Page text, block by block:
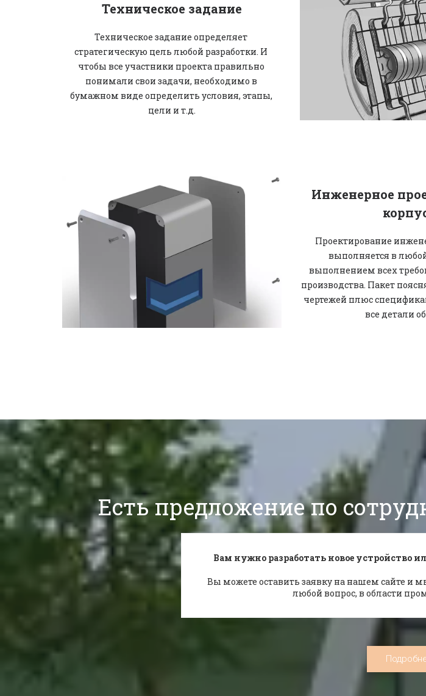
Техническое задание
Техническое задание определяет
стратегическую цель любой разработки. И
чтобы все участники проекта правильно
понимали свои задачи, необходимо в
бумажном виде определить условия, этапы,
цели и т.д.
Инженерное
Проектирование
выполняется в
выполнением всех
производства. Пакет
чертежей плюс
все детали
Есть предложение по
Вам нужно разработать новое устройство
Вы можете оставить заявку на нашем сайте и
любой вопрос, в области